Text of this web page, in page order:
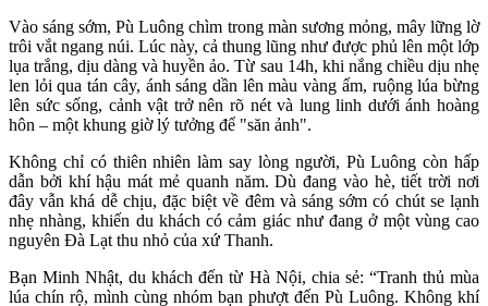
Vào sáng sớm, Pù Luông chìm trong màn sương mỏng, mây lững lờ
trôi vắt ngang núi. Lúc này, cả thung lũng như được phủ lên một lớp
lụa trắng, dịu dàng và huyền ảo. Từ sau 14h, khi nắng chiều dịu nhẹ
len lỏi qua tán cây, ánh sáng dần lên màu vàng ấm, ruộng lúa bừng
lên sức sống, cảnh vật trở nên rõ nét và lung linh dưới ánh hoàng
hôn – một khung giờ lý tưởng để "săn ảnh".
Không chỉ có thiên nhiên làm say lòng người, Pù Luông còn hấp
dẫn bởi khí hậu mát mẻ quanh năm. Dù đang vào hè, tiết trời nơi
đây vẫn khá dễ chịu, đặc biệt về đêm và sáng sớm có chút se lạnh
nhẹ nhàng, khiến du khách có cảm giác như đang ở một vùng cao
nguyên Đà Lạt thu nhỏ của xứ Thanh.
Bạn Minh Nhật, du khách đến từ Hà Nội, chia sẻ: “Tranh thủ mùa
lúa chín rộ, mình cùng nhóm bạn phượt đến Pù Luông. Không khí